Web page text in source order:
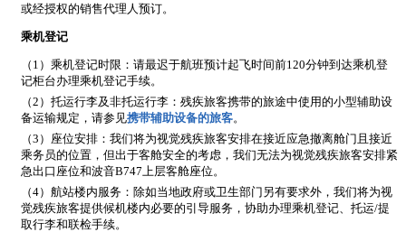
或经授权的销售代理人预订。
乘机登记
（1）乘机登记时限：请最迟于航班预计起飞时间前120分钟到达乘机登
记柜台办理乘机登记手续。
（2）托运行李及非托运行李：残疾旅客携带的旅途中使用的小型辅助设
备运输规定，请参见携带辅助设备的旅客。
（3）座位安排：我们将为视觉残疾旅客安排在接近应急撤离舱门且接近
乘务员的位置，但出于客舱安全的考虑，我们无法为视觉残疾旅客安排紧
急出口座位和波音B747上层客舱座位。
（4）航站楼内服务：除如当地政府或卫生部门另有要求外，我们将为视
觉残疾旅客提供候机楼内必要的引导服务，协助办理乘机登记、托运/提
取行李和联检手续。